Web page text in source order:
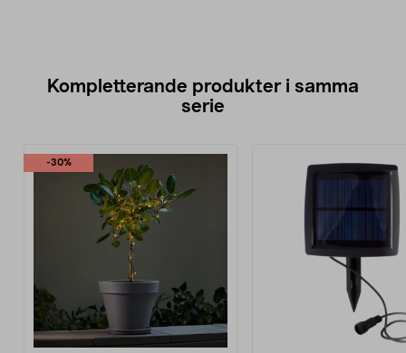
Kompletterande produkter i samma
serie
-30%